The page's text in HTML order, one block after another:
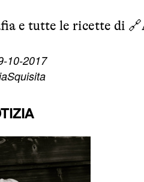
e tutte le ricette di 🔗
10-2017